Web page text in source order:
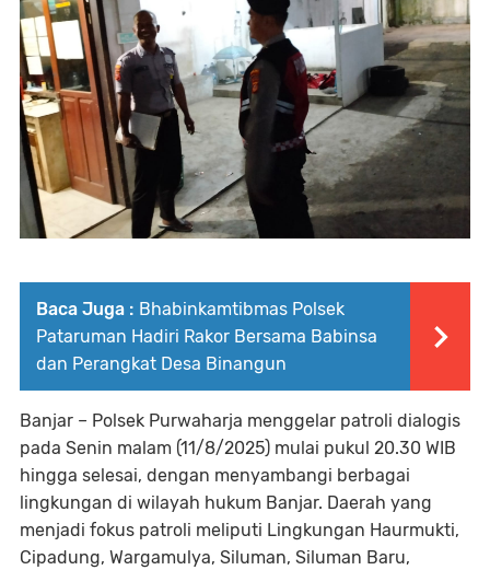
Baca Juga : Bhabinkamtibmas Polsek
Pataruman Hadiri Rakor Bersama Babinsa
dan Perangkat Desa Binangun
Banjar – Polsek Purwaharja menggelar patroli dialogis
pada Senin malam (11/8/2025) mulai pukul 20.30 WIB
hingga selesai, dengan menyambangi berbagai
lingkungan di wilayah hukum Banjar. Daerah yang
menjadi fokus patroli meliputi Lingkungan Haurmukti,
Cipadung, Wargamulya, Siluman, Siluman Baru,